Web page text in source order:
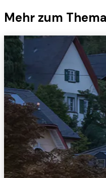
Mehr zum Thema